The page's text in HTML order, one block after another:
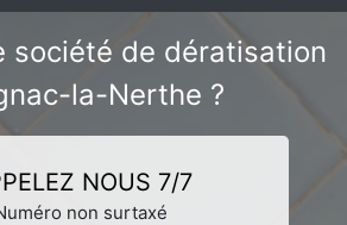
société de dératisation
la-Nerthe ?
NOUS 7/7
non surtaxé